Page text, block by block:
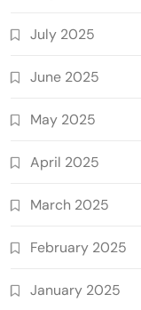
July 2025
June 2025
May 2025
April 2025
March 2025
February 2025
January 2025